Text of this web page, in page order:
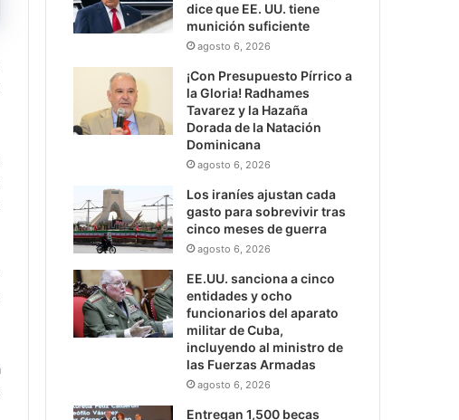
dice que EE. UU. tiene
munición suficiente
agosto 6, 2026
¡Con Presupuesto Pírrico a
la Gloria! Radhames
Tavarez y la Hazaña
Dorada de la Natación
Dominicana
agosto 6, 2026
Los iraníes ajustan cada
gasto para sobrevivir tras
cinco meses de guerra
agosto 6, 2026
EE.UU. sanciona a cinco
entidades y ocho
funcionarios del aparato
militar de Cuba,
incluyendo al ministro de
las Fuerzas Armadas
agosto 6, 2026
Entregan 1,500 becas